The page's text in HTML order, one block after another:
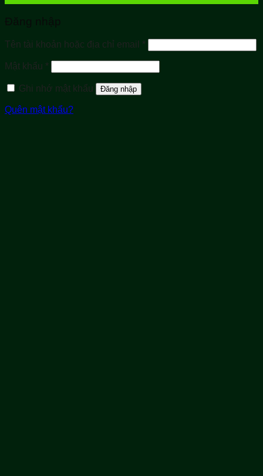
Đăng nhập
Tên tài khoản hoặc địa chỉ email *
buộc
Mật khẩu *
buộc
Ghi nhớ mật khẩu
Đăng nhập
Quên mật khẩu?